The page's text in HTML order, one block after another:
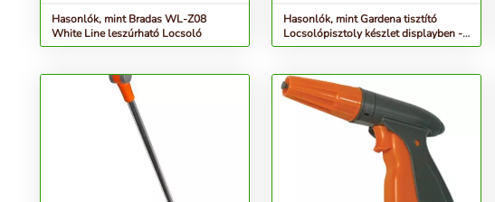
Hasonlók, mint Bradas WL-Z08
White Line leszúrható Locsoló
Hasonlók, mint Gardena tisztító
Locsolópisztoly készlet displayben -
szürke-narancs